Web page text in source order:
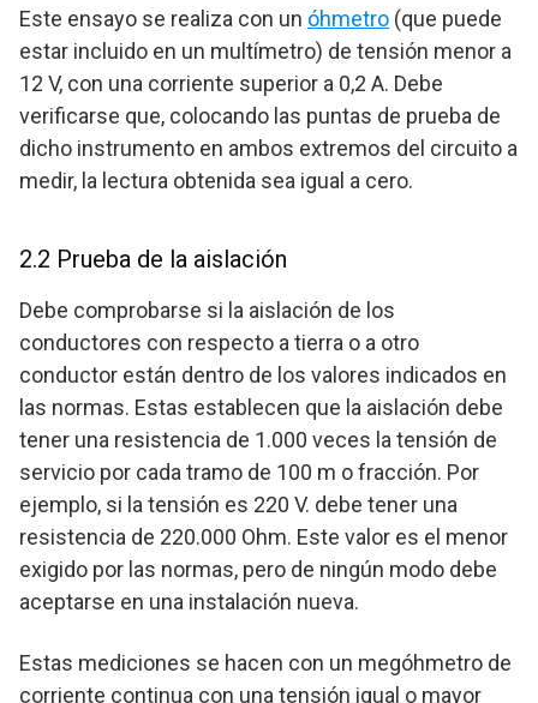
Este ensayo se realiza con un óhmetro (que puede
estar incluido en un multímetro) de tensión menor a
12 V, con una corriente superior a 0,2 A. Debe
verificarse que, colocando las puntas de prueba de
dicho instrumento en ambos extremos del circuito a
medir, la lectura obtenida sea igual a cero.
2.2 Prueba de la aislación
Debe comprobarse si la aislación de los
conductores con respecto a tierra o a otro
conductor están dentro de los valores indicados en
las normas. Estas establecen que la aislación debe
tener una resistencia de 1.000 veces la tensión de
servicio por cada tramo de 100 m o fracción. Por
ejemplo, si la tensión es 220 V. debe tener una
resistencia de 220.000 Ohm. Este valor es el menor
exigido por las normas, pero de ningún modo debe
aceptarse en una instalación nueva.
Estas mediciones se hacen con un megóhmetro de
corriente continua con una tensión igual o mayor